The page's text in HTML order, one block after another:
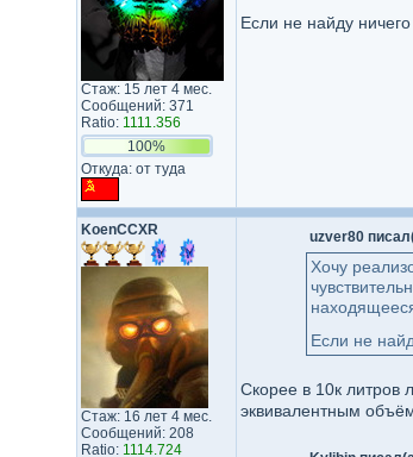
Стаж: 15 лет 4 мес.
Сообщений: 371
Ratio: 1111.356
100%
Откуда: от туда
Если не найду
KoenCCXR
Стаж: 16 лет 4 мес.
Сообщений: 208
Ratio: 1114.724
uzver80
Хочу
Если не
Скорее в 10к литров
эквивалентным